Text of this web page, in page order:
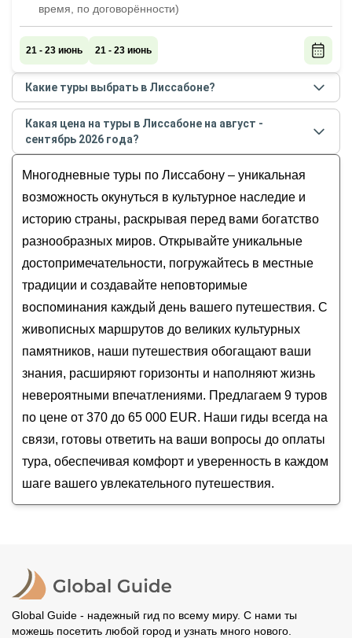
время, по договорённости)
21 - 23 июнь 21 - 23 июнь
Какие туры выбрать в Лиссабоне?
Самые популярные турыв Лиссабонев августе -
сентябре 2026 года:
Вдоль Атлантического океана: 11 городов
и «Семь чудес Португалии» только для вас
Индивидуальное путешествие вдоль
Индивидуально от Лиссабона до Порту с
возможностью изменения программы по вашим
пожеланиям
По Португалии в своей компании: Лиссабон,
Синтра, Аррабида и Азейтау
Индивидуальные выходные с гидом-
фотографом: Лиссабон, Синтра и край Европы
Какая цена на туры в Лиссабоне на август -
сентябрь 2026 года?
2026года от 370до 65 000 EUR
Многодневные туры по Лиссабону – уникальная
возможность окунуться в культурное наследие и
историю страны, раскрывая перед вами богатство
разнообразных миров. Открывайте уникальные
достопримечательности, погружайтесь в местные
традиции и создавайте неповторимые
воспоминания каждый день вашего путешествия. С
живописных маршрутов до великих культурных
памятников, наши путешествия обогащают ваши
знания, расширяют горизонты и наполняют жизнь
невероятными впечатлениями. Предлагаем 9 туров
по цене от 370 до 65 000 EUR. Наши гиды всегда на
связи, готовы ответить на ваши вопросы до оплаты
тура, обеспечивая комфорт и уверенность в каждом
шаге вашего увлекательного путешествия.
Global Guide - надежный гид по всему миру. С нами ты
можешь посетить любой город и узнать много нового.